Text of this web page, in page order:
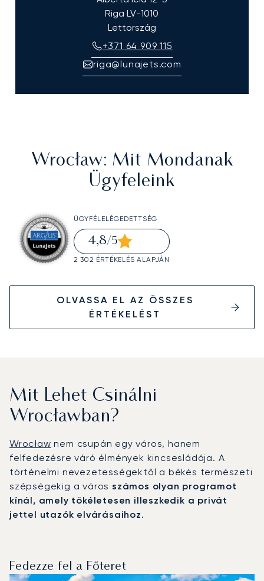
Riga LV-1010
Lettország
+371 64 909 115
riga@lunajets.com
Wrocław: Mit Mondanak
Ügyfeleink
ÜGYFÉLELÉGEDETTSÉG
4,8/5
2 302 ÉRTÉKELÉS ALAPJÁN
OLVASSA EL AZ ÖSSZES
ÉRTÉKELÉST
Mit Lehet Csinálni
Wrocławban?
Wrocław nem csupán egy város, hanem
felfedezésre váró élmények kincsesládája. A
történelmi nevezetességektől a békés természeti
szépségekig a városszámos olyan programot
kínál, amely tökéletesen illeszkedik a privát
jettel utazók elvárásaihoz.
Fedezze fel a Főteret